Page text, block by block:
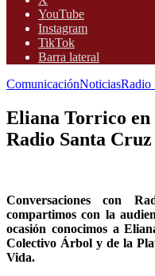
YouTube
Instagram
TikTok
Barra lateral
ComunicaciónNoticiasRadio
Eliana Torrico en
Radio Santa Cruz
Conversaciones con
compartimos con la
ocasión conocimos a
Colectivo Árbol y de la
Vida.